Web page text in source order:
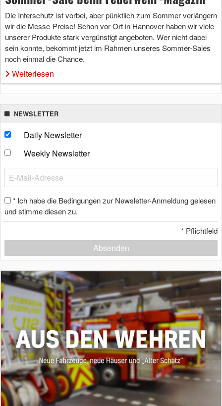
Die Interschutz ist vorbei, aber pünktlich zum Sommer verlängern
wir die Messe-Preise! Schon vor Ort in Hannover haben wir viele
unserer Produkte stark vergünstigt angeboten. Wer nicht dabei
sein konnte, bekommt jetzt im Rahmen unseres Sommer-Sales
noch einmal die Chance.
Weiterlesen
NEWSLETTER
Daily Newsletter
Weekly Newsletter
* Ich habe die Bedingungen zur Newsletter-Anmeldung gelesen
und stimme diesen zu.
* Pflichtfeld
Absenden